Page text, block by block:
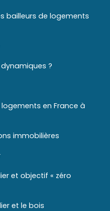
bailleurs de logements
?
en France à
immobilières
et objectif « zéro
et le bois